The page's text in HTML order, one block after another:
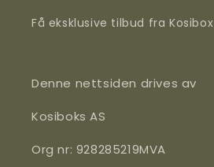
Få eksklusive tilbud fra Kosibox
Denne nettsiden drives av
Kosiboks AS
Org nr: 928285219MVA